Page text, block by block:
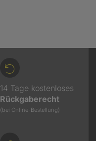
14 Tage kostenloses
Rückgaberecht
(bei Online-Bestellung)